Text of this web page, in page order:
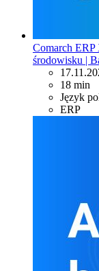
Comarch
środowisku |
18 min
Język
ERP